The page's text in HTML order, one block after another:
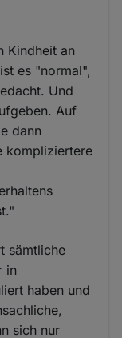
Kindheit an
es "normal",
Und
Auf
dann
kompliziertere
sämtliche
in
haben und
sich nur